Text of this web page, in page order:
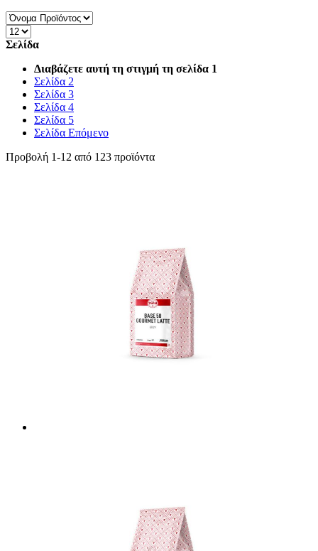
Σελίδα
Διαβάζετε αυτή τη στιγμή τη σελίδα 1
Σελίδα 2
Σελίδα 3
Σελίδα 4
Σελίδα 5
Σελίδα Επόμενο
Προβολή 1-12 από 123 προϊόντα